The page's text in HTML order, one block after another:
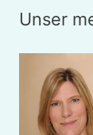
Unser